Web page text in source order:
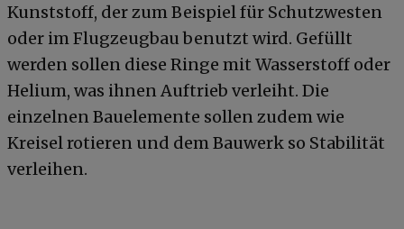
Kunststoff, der zum Beispiel für Schutzwesten
oder im Flugzeugbau benutzt wird. Gefüllt
werden sollen diese Ringe mit Wasserstoff oder
Helium, was ihnen Auftrieb verleiht. Die
einzelnen Bauelemente sollen zudem wie
Kreisel rotieren und dem Bauwerk so Stabilität
verleihen.